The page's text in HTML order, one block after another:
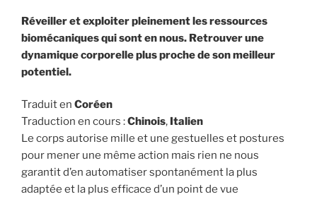
Réveiller et exploiter pleinement les ressources
biomécaniques qui sont en nous. Retrouver une
dynamique corporelle plus proche de son meilleur
potentiel.
Traduit en Coréen
Traduction en cours :Chinois, Italien
Le corps autorise mille et une gestuelles et postures
pour mener une même action mais rien ne nous
garantit d’en automatiser spontanément la plus
adaptée et la plus efficace d’un point de vue